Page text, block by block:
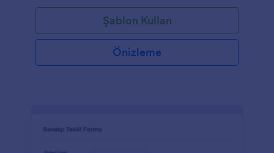
Şablon Kullan
Önizleme